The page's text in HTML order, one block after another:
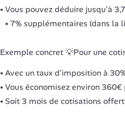
Vous pouvez déduire jusqu'à
7% supplémentaires (dans la
Exemple concret 💡Pour une
Avec un taux d'imposition à
Vous économisez environ 360€
Soit 3 mois de cotisations